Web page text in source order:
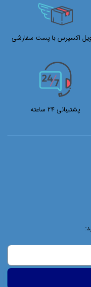
اکسپرس با پست سفارشی
پشتیبانی 24 ساعته